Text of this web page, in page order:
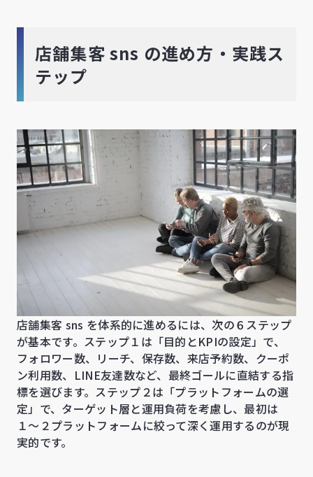
店舗集客 sns の進め方・実践ス
テップ
店舗集客 sns を体系的に進めるには、次の６ステップ
が基本です。ステップ１は「目的とKPIの設定」で、
フォロワー数、リーチ、保存数、来店予約数、クーポ
ン利用数、LINE友達数など、最終ゴールに直結する指
標を選びます。ステップ２は「プラットフォームの選
定」で、ターゲット層と運用負荷を考慮し、最初は
１〜２プラットフォームに絞って深く運用するのが現
実的です。